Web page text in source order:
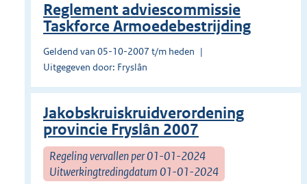
Reglement adviescommissie
Taskforce Armoedebestrijding
Geldend van 05-10-2007 t/m heden
Uitgegeven door: Fryslân
Jakobskruiskruidverordening
provincie Fryslân 2007
Regeling vervallen per 01-01-2024
Uitwerkingtredingdatum 01-01-2024